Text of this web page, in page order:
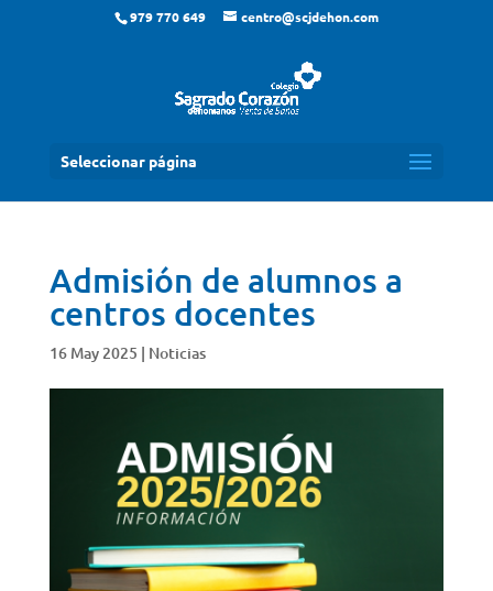
979 770 649 centro@scjdehon.com
Seleccionar página
Admisión de alumnos a
centros docentes
16 May 2025 | Noticias